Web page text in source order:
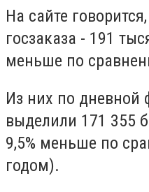
На сайте
госзаказа - 191
меньше по
Из них по дневной
выделили 171 355
9,5% меньше по
годом).